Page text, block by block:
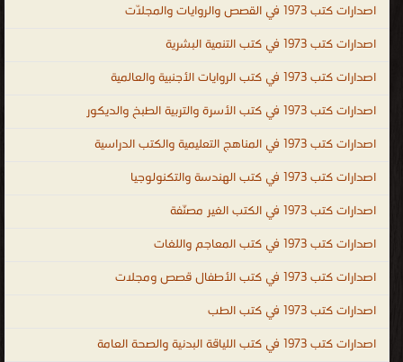
اصدارات كتب 1973 في القصص والروايات والمجلّات
اصدارات كتب 1973 في كتب التنمية البشرية
اصدارات كتب 1973 في كتب الروايات الأجنبية والعالمية
اصدارات كتب 1973 في كتب الأسرة والتربية الطبخ والديكور
اصدارات كتب 1973 في المناهج التعليمية والكتب الدراسية
اصدارات كتب 1973 في كتب الهندسة والتكنولوجيا
اصدارات كتب 1973 في الكتب الغير مصنّفة
اصدارات كتب 1973 في كتب المعاجم واللغات
اصدارات كتب 1973 في كتب الأطفال قصص ومجلات
اصدارات كتب 1973 في كتب الطب
اصدارات كتب 1973 في كتب اللياقة البدنية والصحة العامة